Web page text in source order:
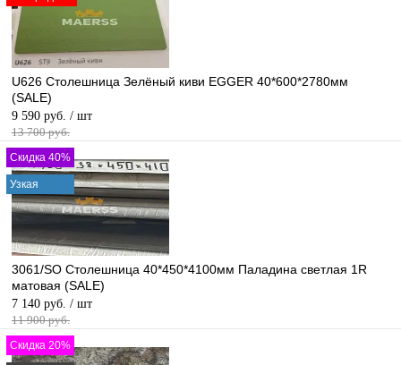
U626 Столешница Зелёный киви EGGER 40*600*2780мм
(SALE)
9 590 руб. / шт
13 700 руб.
Скидка 40%
Узкая
3061/SO Столешница 40*450*4100мм Паладина светлая 1R
матовая (SALE)
7 140 руб. / шт
11 900 руб.
Скидка 20%